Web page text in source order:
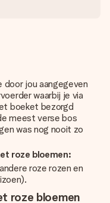
door jou aangegeven
waarbij je via
boeket bezorgd
meest verse bos
was nog nooit zo
roze bloemen:
roze rozen en
roze bloemen